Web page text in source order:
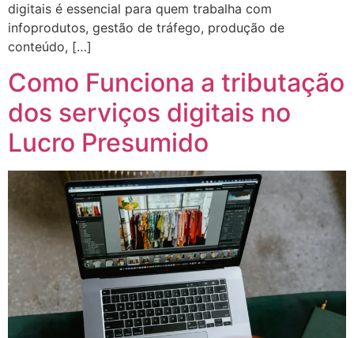
digitais é essencial para quem trabalha com
infoprodutos, gestão de tráfego, produção de
conteúdo, […]
Como Funciona a tributação
dos serviços digitais no
Lucro Presumido